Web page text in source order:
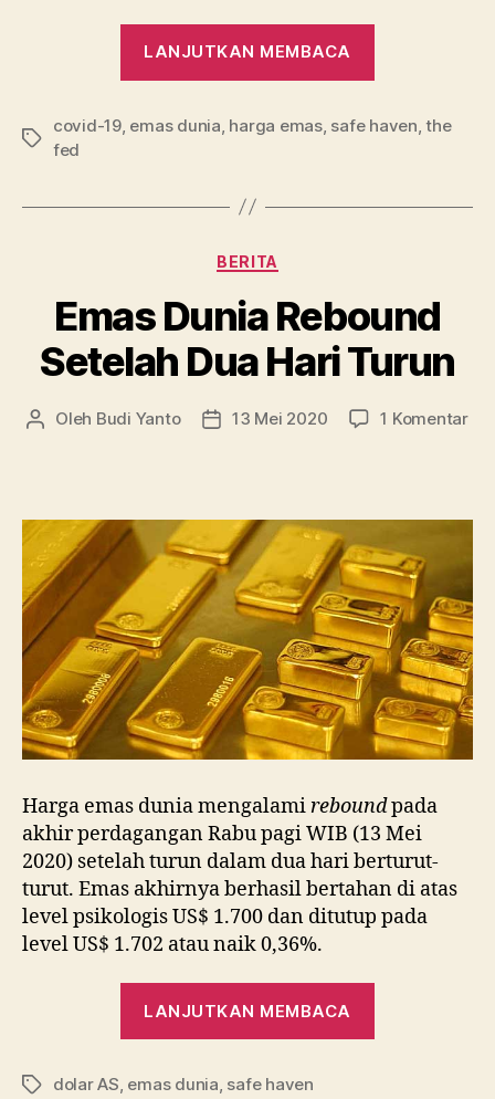
LANJUTKAN MEMBACA
Naik
Sentuh
dunia-
naik-
lagi-
sentuh-
112″
class=”more-
link”.750″
Tag
covid-19, emas dunia harga emas, safe haven ,the
fed
Kategori
BERITA
Emas Dunia Rebound
Setelah Dua Hari Turun
Penulis
Oleh Budi Yanto
Tanggal
13 Mei 2020 1 Komentar
Harga emas dunia mengalamireboundpada
akhir perdagangan Rabu pagi WIB (13 Mei
2020) setelah turun dalam dua hari berturut-
turut. Emas akhirnya berhasil bertahan di atas
level psikologis US$ 1.700 dan ditutup pada
level US$ 1.702 atau naik 0,36%.
LANJUTKAN MEMBACA
Tag dolar AS, emas dunia, safe haven